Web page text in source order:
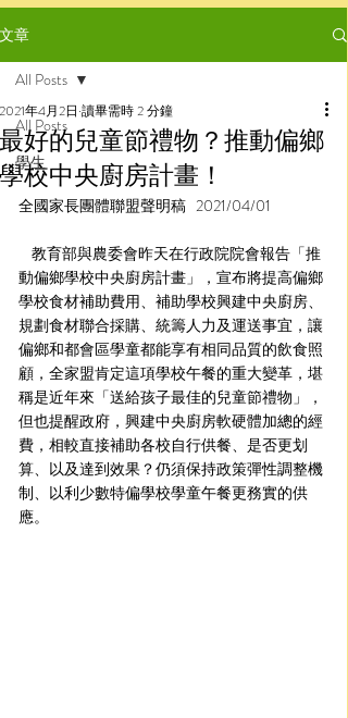
文章
All Posts
學生
All Posts
最好的兒童節禮物？推動偏鄉
學校中央廚房計畫！
2021年4月2日 讀畢需時 2 分鐘
全國家長團體聯盟聲明稿   2021/04/01
動偏鄉學校中央廚房計畫」，宣布將提高偏鄉
學校食材補助費用、補助學校興建中央廚房、
規劃食材聯合採購、統籌人力及運送事宜，讓
偏鄉和都會區學童都能享有相同品質的飲食照
顧，全家盟肯定這項學校午餐的重大變革，堪
稱是近年來「送給孩子最佳的兒童節禮物」，
但也提醒政府，興建中央廚房軟硬體加總的經
費，相較直接補助各校自行供餐、是否更划
算、以及達到效果？仍須保持政策彈性調整機
制、以利少數特偏學校學童午餐更務實的供
應。